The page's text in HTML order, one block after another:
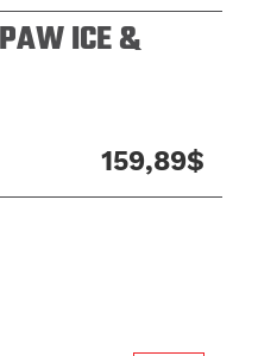
ICE &
159,89$